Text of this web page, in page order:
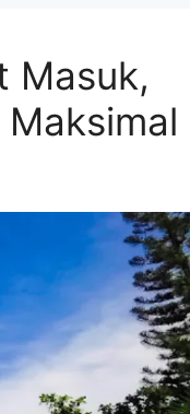
Masuk,